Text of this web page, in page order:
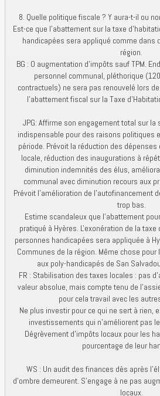
8. Quelle politique fiscale ? Y aura-t-il ou
Est-ce que l’abattement sur la taxe
handicapées sera appliqué comme dans
région.
BG : O augmentation d’impôts sauf TPM.
personnel communal, pléthorique
contractuels) ne sera pas renouvelé lors
l’abattement fiscal sur la Taxe
JPG: Affirme son engagement total sur
indispensable pour des raisons politiques
période. Prévoit la réduction des
locale, réduction des inaugurations à
diminution indemnités des élus,
communal avec diminution recours aux
Prévoit l'amélioration de l'autofinancement
trop bas.
Estime scandaleux que l'abattement
pratiqué à Hyères. L'exonération de la taxe
personnes handicapées sera appliquée à
Communes de la région. Même chose
aux poly-handicapés de San
FR : Stabilisation des taxes locales : pas
valeur absolue, mais compte tenu de
pour cela travail avec les
Ne plus investir pour ce qui ne sert à rien,
investissements qui n’améliorent pas
Dégrèvement d’impôts locaux pour les
pourcentage de leur
WS : Un audit des finances dès après
d’ombre demeurent. S’engage à ne pas
locaux.